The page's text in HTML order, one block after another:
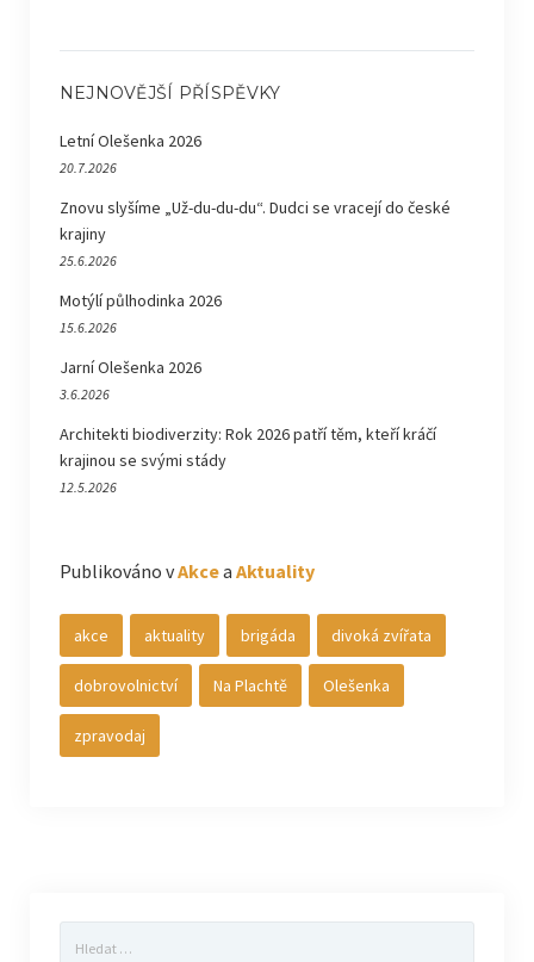
NEJNOVĚJŠÍ PŘÍSPĚVKY
Letní Olešenka 2026
20.7.2026
Znovu slyšíme „Už-du-du-du“. Dudci se vracejí do české
krajiny
25.6.2026
Motýlí půlhodinka 2026
15.6.2026
Jarní Olešenka 2026
3.6.2026
Architekti biodiverzity: Rok 2026 patří těm, kteří kráčí
krajinou se svými stády
12.5.2026
Publikováno vAkcea Aktuality
akce aktuality brigáda divoká zvířata
dobrovolnictví Na Plachtě Olešenka
zpravodaj